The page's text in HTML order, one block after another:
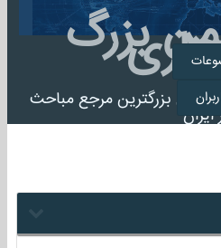
بزرگ
بزرگترین مرجع مباحث